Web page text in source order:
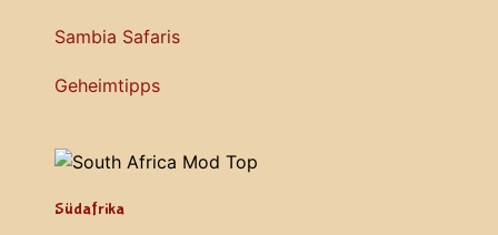
Sambia Safaris
Geheimtipps
Südafrika